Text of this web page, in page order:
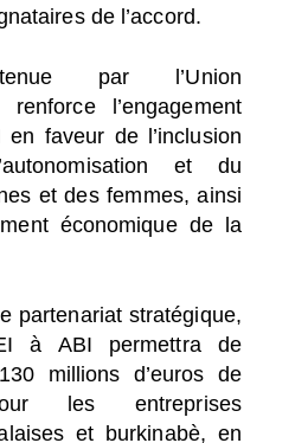
de l’accord.
par l’Union
l’engagement
faveur de l’inclusion
et du
et des femmes, ainsi
économique de la
partenariat stratégique,
à ABI permettra de
millions d’euros de
les entreprises
et burkinabè, en